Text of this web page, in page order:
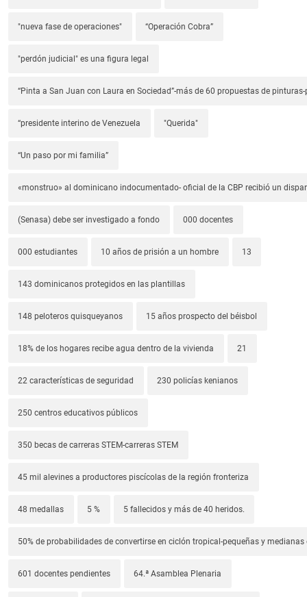
"nueva fase de operaciones" “Operación Cobra”
"perdón judicial" es una figura legal
“Pinta a San Juan con Laura en Sociedad”-más de 60 propuestas de
“presidente interino de Venezuela "Querida"
“Un paso por mi familia”
«monstruo» al dominicano indocumentado- oficial de la CBP recibió un
(Senasa) debe ser investigado a fondo 000 docentes
000 estudiantes 10 años de prisión a un hombre 13
143 dominicanos protegidos en las plantillas
148 peloteros quisqueyanos 15 años prospecto del béisbol
18% de los hogares recibe agua dentro de la vivienda 21
22 características de seguridad 230 policías kenianos
250 centros educativos públicos
350 becas de carreras STEM-carreras STEM
45 mil alevines a productores piscícolas de la región fronteriza
48 medallas 5 % 5 fallecidos y más de 40 heridos.
50% de probabilidades de convertirse en ciclón tropical-pequeñas y
601 docentes pendientes 64.ª Asamblea Plenaria